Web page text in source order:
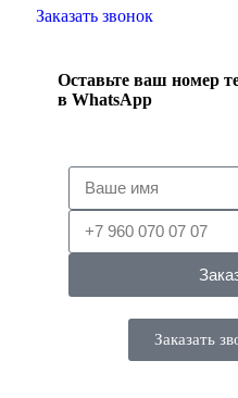
Заказать звонок
Оставьте ваш номер
в WhatsApp
Заказать